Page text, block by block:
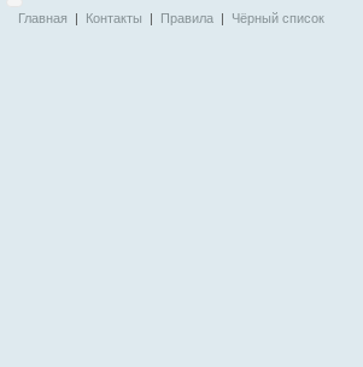
Главная | Контакты | Правила | Чёрный список